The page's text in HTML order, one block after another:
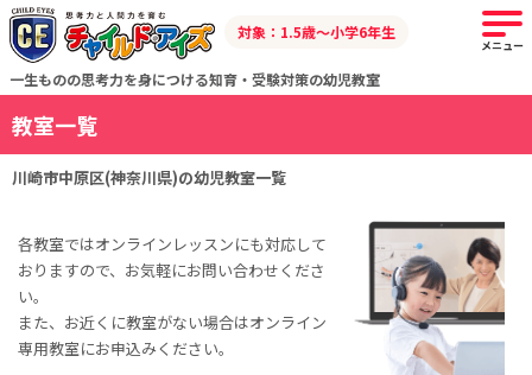
一生ものの思考力を身につける知育・受験対策の幼児教室
対象：1.5歳～小学6年生
メニュー
教室一覧
川崎市中原区(神奈川県)の幼児教室一覧
各教室ではオンラインレッスンにも対応して
おりますので、お気軽にお問い合わせくださ
い。
また、お近くに教室がない場合はオンライン
専用教室にお申込みください。